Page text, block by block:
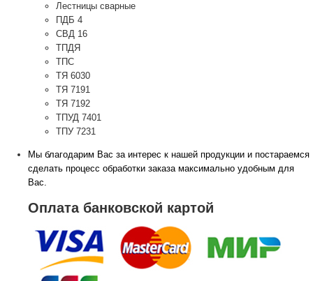
Лестницы сварные
ПДБ 4
СВД 16
ТПДЯ
ТПС
ТЯ 6030
ТЯ 7191
ТЯ 7192
ТПУД 7401
ТПУ 7231
Мы благодарим Вас за интерес к нашей продукции и постараемся
сделать процесс обработки заказа максимально удобным для
Вас.
Оплата банковской картой